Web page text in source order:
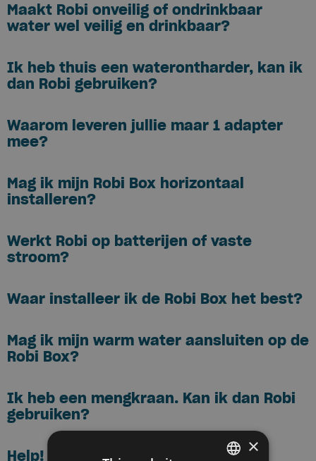
Maakt Robi onveilig of ondrinkbaar
water wel veilig en drinkbaar?
Ik heb thuis een waterontharder, kan ik
dan Robi gebruiken?
Waarom leveren jullie maar 1 adapter
mee?
Mag ik mijn Robi Box horizontaal
installeren?
Werkt Robi op batterijen of vaste
stroom?
Waar installeer ik de Robi Box het best?
Mag ik mijn warm water aansluiten op de
Robi Box?
Ik heb een mengkraan. Kan ik dan Robi
gebruiken?
Help! Er komt troebel water uit mijn
×